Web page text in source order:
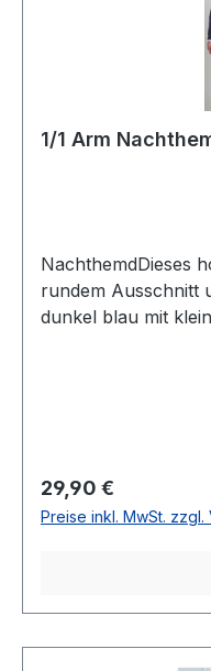
1/1 Arm
NachthemdDieses
rundem Ausschnitt
dunkel blau mit
Baumwolle 40°
4009Farbe: 637
Regulärer Preis:
29,90 €
Preise inkl. MwSt.